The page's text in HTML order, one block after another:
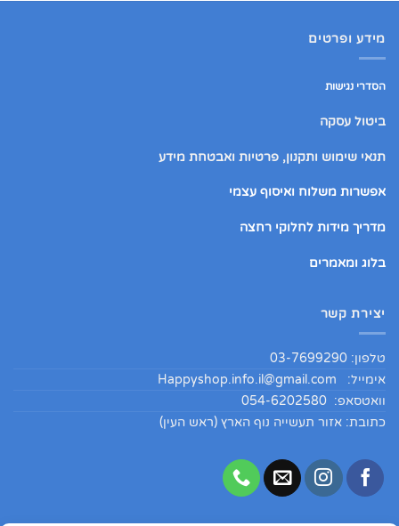
מידע ופרטים
הסדרי נגישות
ביטול עסקה
תנאי שימוש ותקנון, פרטיות ואבטחת מידע
אפשרות משלוח ואיסוף עצמי
מדריך מידות לחלוקי רחצה
בלוג ומאמרים
יצירת קשר
טלפון: 03-7699290
אימייל: Happyshop.info.il@gmail.com
וואטסאפ: 054-6202580
כתובת: אזור תעשייה נוף הארץ (ראש העין)